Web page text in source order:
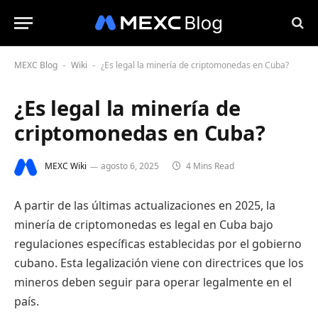
MEXC Blog - Wiki - ¿Es legal la minería de criptomonedas en Cuba?
¿Es legal la minería de
criptomonedas en Cuba?
MEXC Wiki agosto 6, 2025 4 Mins Read
A partir de las últimas actualizaciones en 2025, la
minería de criptomonedas es legal en Cuba bajo
regulaciones específicas establecidas por el gobierno
cubano. Esta legalización viene con directrices que los
mineros deben seguir para operar legalmente en el
país.